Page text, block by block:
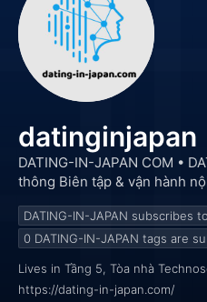
datinginjapan
DATING-IN-JAPAN COM •
thông Biên tập & vận hành
DATING-IN-JAPAN subscribes
0 DATING-IN-JAPAN tags are
Lives in Tầng 5, Tòa nhà
https://dating-in-japan.com/